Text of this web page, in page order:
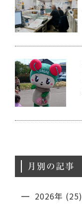
月別の記事
2026年 (25)